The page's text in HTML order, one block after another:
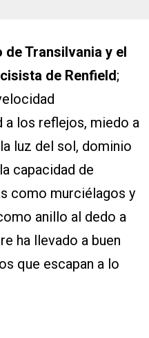
Transilvania y el
de Renfield;
a los reflejos, miedo a
luz del sol, dominio
capacidad de
como murciélagos y
anillo al dedo a
ha llevado a buen
que escapan a lo